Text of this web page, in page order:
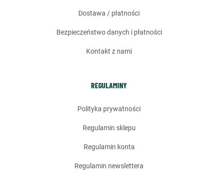
dostawa / płatności
bezpieczeństwo danych i płatności
kontakt z nami
REGULAMINY
polityka prywatności
regulamin sklepu
regulamin konta
regulamin newslettera